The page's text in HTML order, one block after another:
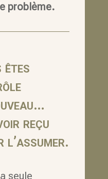
problème.
êtes
reçu
seule